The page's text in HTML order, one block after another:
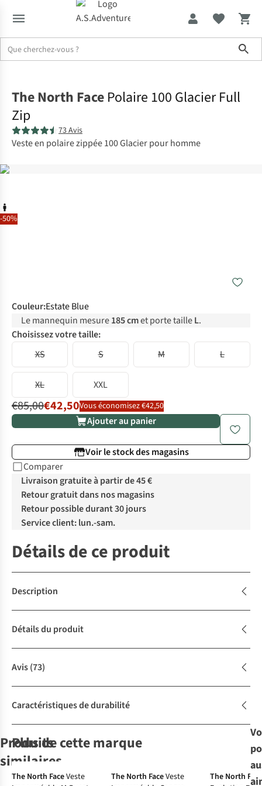
-50%
The North Face Polaire 100 Glacier Full
Zip
73 Avis
Veste en polaire zippée 100 Glacier pour homme
Couleur:Estate Blue
Le mannequin mesure185 cmet porte tailleL.
Choisissez votre taille:
XS
S M L
XL XXL
€85,00€42,50Vous économisez €42,50
Ajouter au panier
Voir le stock des magasins
Comparer
Livraison gratuite à partir de 45 €
Retour gratuit dans nos magasins
Retour possible durant 30 jours
Service client: lun.-sam.
Détails de ce produit
Description
Détails du produit
Avis(73)
Caractéristiques de durabilité
Produits
similaires
-30% -30%
Plus de cette marque
Le choix A.S.Adventure
The North FaceVeste
The North FaceVeste
The North